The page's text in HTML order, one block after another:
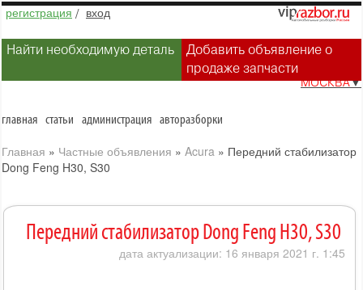
регистрация / вход
Найти необходимую деталь
Добавить объявление о
продаже запчасти
МОСКВА▼
главная статьи администрация авторазборки
Главная » Частные объявления » Acura » Передний стабилизатор
Dong Feng H30, S30
Передний стабилизатор Dong Feng H30, S30
дата актуализации: 16 января 2021 г. 1:45